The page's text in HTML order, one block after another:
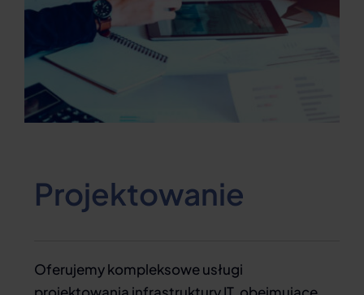
Projektowanie
Oferujemy kompleksowe usługi